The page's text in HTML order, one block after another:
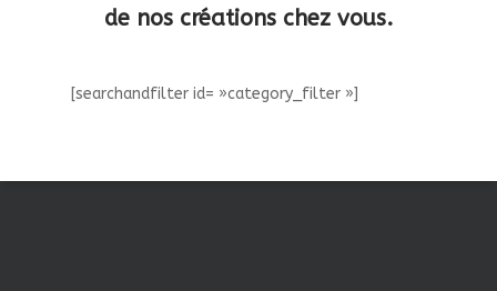
de nos créations chez vous.
[searchandfilter id= »category_filter »]